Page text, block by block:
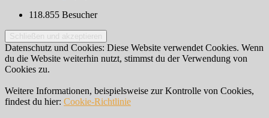
118.855 Besucher
Datenschutz und Cookies: Diese Website verwendet Cookies. Wenn
du die Website weiterhin nutzt, stimmst du der Verwendung von
Cookies zu.
Weitere Informationen, beispielsweise zur Kontrolle von Cookies,
findest du hier: Cookie-Richtlinie